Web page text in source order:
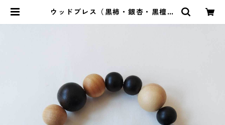
ウッドブレス（黒柿・銀杏・黒檀）